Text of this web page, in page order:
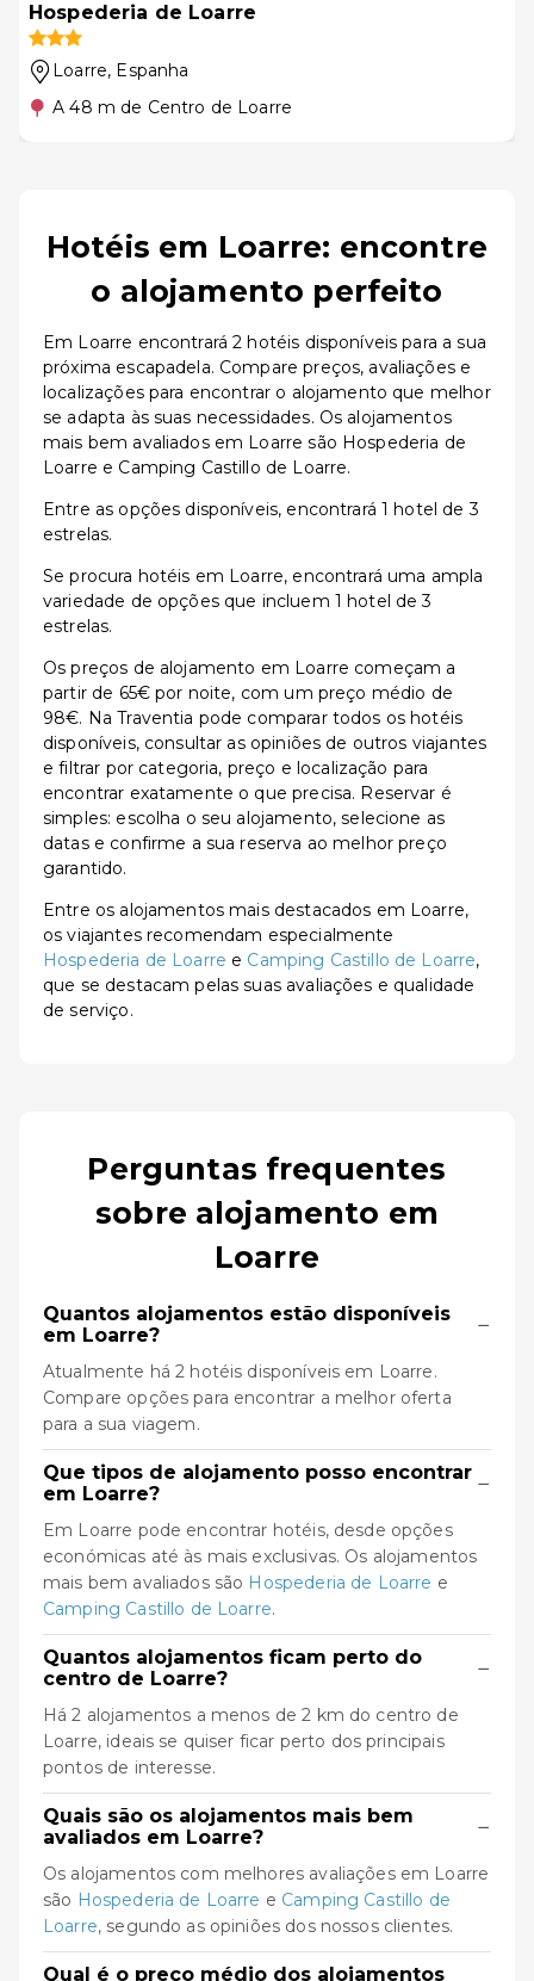
Hospederia de Loarre
Loarre, Espanha
A 48 m de Centro de Loarre
Hotéis em Loarre: encontre
o alojamento perfeito
Em Loarre encontrará 2 hotéis disponíveis para a sua
próxima escapadela. Compare preços, avaliações e
localizações para encontrar o alojamento que melhor
se adapta às suas necessidades. Os alojamentos
mais bem avaliados em Loarre são Hospederia de
Loarre e Camping Castillo de Loarre.
Entre as opções disponíveis, encontrará 1 hotel de 3
estrelas.
Se procura hotéis em Loarre, encontrará uma ampla
variedade de opções que incluem 1 hotel de 3
estrelas.
Os preços de alojamento em Loarre começam a
partir de 65€ por noite, com um preço médio de
98€. Na Traventia pode comparar todos os hotéis
disponíveis, consultar as opiniões de outros viajantes
e filtrar por categoria, preço e localização para
encontrar exatamente o que precisa. Reservar é
simples: escolha o seu alojamento, selecione as
datas e confirme a sua reserva ao melhor preço
garantido.
Entre os alojamentos mais destacados em Loarre,
os viajantes recomendam especialmente
Hospederia de Loarre e Camping Castillo de Loarre,
que se destacam pelas suas avaliações e qualidade
de serviço.
Perguntas frequentes
sobre alojamento em
Loarre
Quantos alojamentos estão disponíveis
em Loarre?
−
Atualmente há 2 hotéis disponíveis em Loarre.
Compare opções para encontrar a melhor oferta
para a sua viagem.
Que tipos de alojamento posso encontrar
em Loarre?
−
Em Loarre pode encontrar hotéis, desde opções
económicas até às mais exclusivas. Os alojamentos
mais bem avaliados são Hospederia de Loarre e
Camping Castillo de Loarre.
Quantos alojamentos ficam perto do
centro de Loarre?
−
Há 2 alojamentos a menos de 2 km do centro de
Loarre, ideais se quiser ficar perto dos principais
pontos de interesse.
Quais são os alojamentos mais bem
avaliados em Loarre?
−
Os alojamentos com melhores avaliações em Loarre
são Hospederia de Loarre e Camping Castillo de
Loarre, segundo as opiniões dos nossos clientes.
Qual é o preço médio dos alojamentos